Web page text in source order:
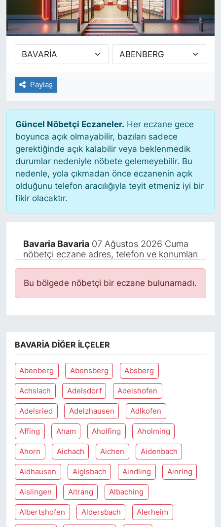
Paylaş
Güncel Nöbetçi Eczaneler. Her eczane gece
boyunca açık olmayabilir, bazıları sadece
gerektiğinde açık kalabilir veya beklenmedik
durumlar nedeniyle nöbete gelemeyebilir. Bu
nedenle, yola çıkmadan önce eczanenin açık
olduğunu telefon aracılığıyla teyit etmeniz iyi bir
fikir olacaktır.
Bavaria Bavaria07 Ağustos 2026 Cuma
nöbetçi eczane adres, telefon ve konumları
Bu bölgede nöbetçi bir eczane bulunamadı.
BAVARIA DIĞER İLÇELER
Abenberg Abensberg Absberg
Achslach Adelsdorf Adelshofen
Adelsried Adelzhausen Adlkofen
Affing Aham Aholfing Aholming
Ahorn Aichach Aichen Aidenbach
Aidhausen Aiglsbach Aindling Ainring
Aislingen Aitrang Albaching
Albertshofen Aldersbach Alerheim
SİYASET
SAĞLIK